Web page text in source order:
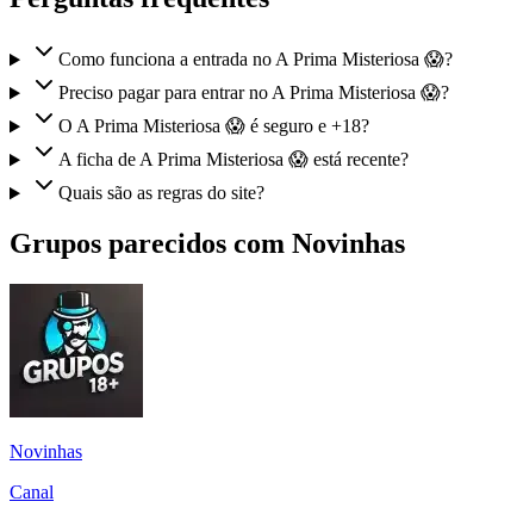
Como funciona a entrada no A Prima Misteriosa 😱?
Preciso pagar para entrar no A Prima Misteriosa 😱?
O A Prima Misteriosa 😱 é seguro e +18?
A ficha de A Prima Misteriosa 😱 está recente?
Quais são as regras do site?
Grupos parecidos com Novinhas
Novinhas
Canal